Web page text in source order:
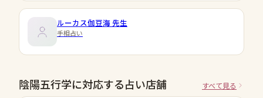
ルーカス伽豆海先生
手相占い
陰陽五行学に対応する占い店舗 すべて見る